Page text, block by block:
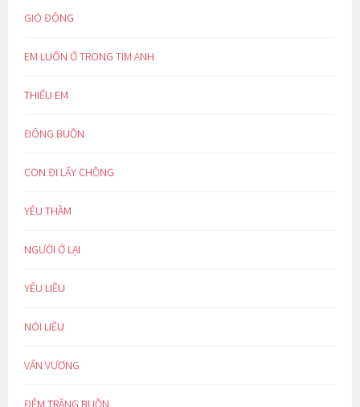
GIÓ ĐÔNG
EM LUÔN Ở TRONG TIM ANH
THIẾU EM
ĐÔNG BUỒN
CON ĐI LẤY CHỒNG
YÊU THẦM
NGƯỜI Ở LẠI
YÊU LIỀU
NÓI LIỀU
VẤN VƯƠNG
ĐÊM TRĂNG BUỒN